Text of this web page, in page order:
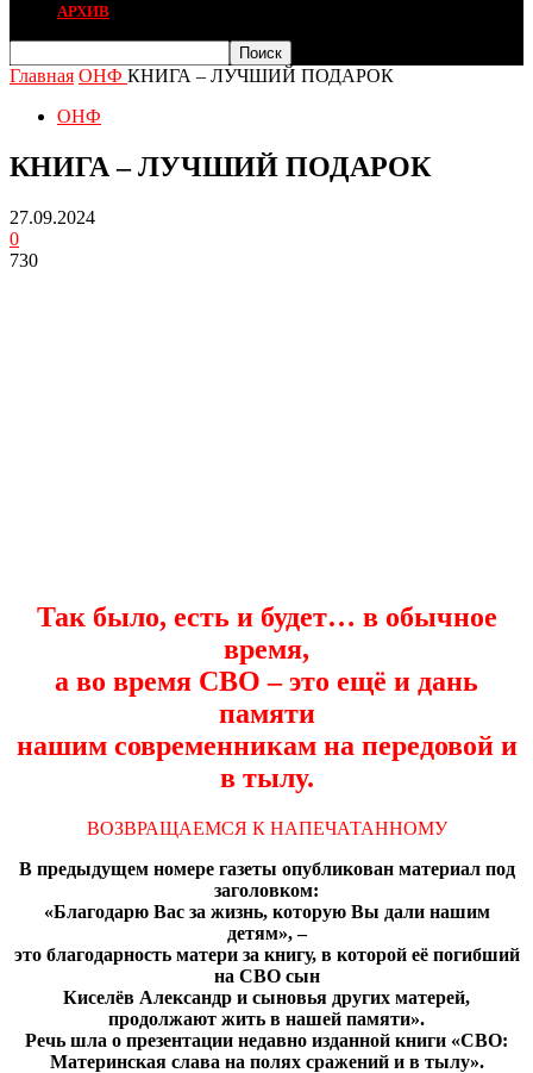
АРХИВ
Главная ОНФ КНИГА – ЛУЧШИЙ ПОДАРОК
ОНФ
КНИГА – ЛУЧШИЙ ПОДАРОК
27.09.2024
0
730
Так было, есть и будет… в обычное
время,
а во время СВО – это ещё и дань
памяти
нашим современникам на передовой и
в тылу.
ВОЗВРАЩАЕМСЯ К НАПЕЧАТАННОМУ
В предыдущем номере газеты опубликован материал под
заголовком:
«Благодарю Вас за жизнь, которую Вы дали нашим
детям», –
это благодарность матери за книгу, в которой её погибший
на СВО сын
Киселёв Александр и сыновья других матерей,
продолжают жить в нашей памяти».
Речь шла о презентации недавно изданной книги «СВО:
Материнская слава на полях сражений и в тылу».